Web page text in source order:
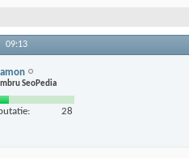
09:13
SeoPedia
28